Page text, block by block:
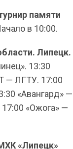
памяти
в 10:00.
Липецк.
13:30
— ЛГТУ. 17:00
«Авангард» —
«Ожога» —
«Липецк»